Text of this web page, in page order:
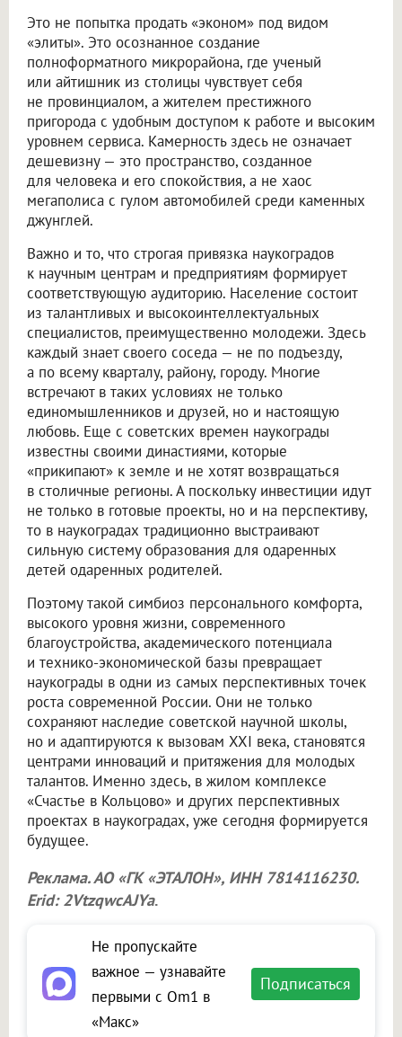
Это не попытка продать «эконом» под видом
«элиты». Это осознанное создание
полноформатного микрорайона, где ученый
или айтишник из столицы чувствует себя
не провинциалом, а жителем престижного
пригорода с удобным доступом к работе и высоким
уровнем сервиса. Камерность здесь не означает
дешевизну — это пространство, созданное
для человека и его спокойствия, а не хаос
мегаполиса с гулом автомобилей среди каменных
джунглей.
Важно и то, что строгая привязка наукоградов
к научным центрам и предприятиям формирует
соответствующую аудиторию. Население состоит
из талантливых и высокоинтеллектуальных
специалистов, преимущественно молодежи. Здесь
каждый знает своего соседа — не по подъезду,
а по всему кварталу, району, городу. Многие
встречают в таких условиях не только
единомышленников и друзей, но и настоящую
любовь. Еще с советских времен наукограды
известны своими династиями, которые
«прикипают» к земле и не хотят возвращаться
в столичные регионы. А поскольку инвестиции идут
не только в готовые проекты, но и на перспективу,
то в наукоградах традиционно выстраивают
сильную систему образования для одаренных
детей одаренных родителей.
Поэтому такой симбиоз персонального комфорта,
высокого уровня жизни, современного
благоустройства, академического потенциала
и технико-экономической базы превращает
наукограды в одни из самых перспективных точек
роста современной России. Они не только
сохраняют наследие советской научной школы,
но и адаптируются к вызовам XXI века, становятся
центрами инноваций и притяжения для молодых
талантов. Именно здесь, в жилом комплексе
«Счастье в Кольцово» и других перспективных
проектах в наукоградах, уже сегодня формируется
будущее.
Реклама. АО «ГК «ЭТАЛОН», ИНН 7814116230.
Erid: 2VtzqwcAJYa.
Не пропускайте
важное — узнавайте
первыми с Om1 в
«Макс»
Подписаться